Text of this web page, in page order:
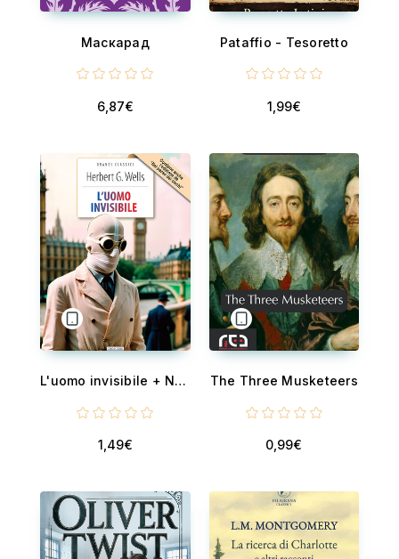
Маскарад
6,87€
Pataffio - Tesoretto
1,99€
L'uomo invisibile + Nel paese dei ciechi - Ediz. integrali
1,49€
The Three Musketeers
0,99€